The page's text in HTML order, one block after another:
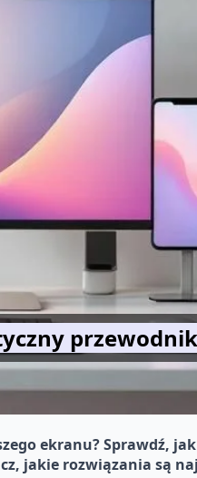
ekranu? Sprawdź,
jakie rozwiązania są